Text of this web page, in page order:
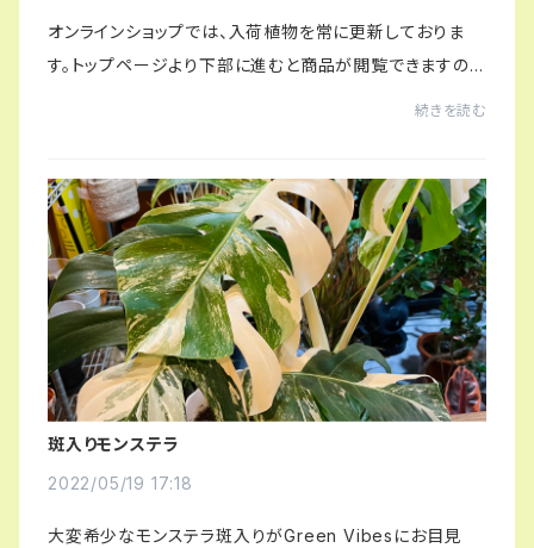
オンラインショップでは、入荷植物を常に更新しておりま
す。トップページより下部に進むと商品が閲覧できますの
続きを読む
斑入りモンステラ
2022/05/19 17:18
大変希少なモンステラ斑入りがGreen Vibesにお目見